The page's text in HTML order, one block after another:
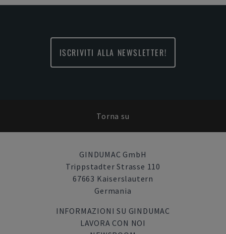
ISCRIVITI ALLA NEWSLETTER!
Torna su
GINDUMAC GmbH
Trippstadter Strasse 110
67663 Kaiserslautern
Germania
INFORMAZIONI SU GINDUMAC
LAVORA CON NOI